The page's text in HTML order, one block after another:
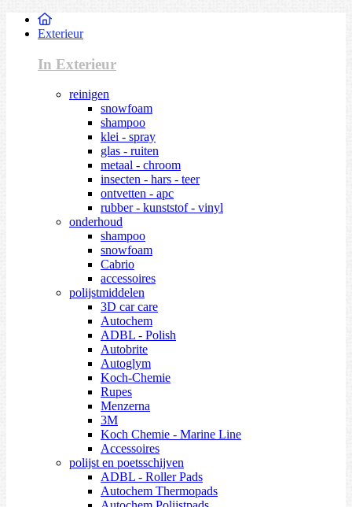
Exterieur
In Exterieur
reinigen
snowfoam
shampoo
klei - spray
glas - ruiten
metaal - chroom
insecten - hars - teer
ontvetten - apc
rubber - kunststof - vinyl
onderhoud
shampoo
snowfoam
Cabrio
accessoires
polijstmiddelen
3D car care
Autochem
ADBL - Polish
Autobrite
Autoglym
Koch-Chemie
Rupes
Menzerna
3M
Koch Chemie - Marine Line
Accessoires
polijst en poetsschijven
ADBL - Roller Pads
Autochem Thermopads